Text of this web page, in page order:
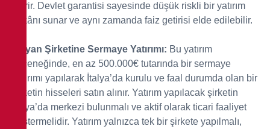
içerir. Devlet garantisi sayesinde düşük riskli bir yatırım
imkânı sunar ve aynı zamanda faiz getirisi elde edilebilir.
İtalyan Şirketine Sermaye Yatırımı: Bu yatırım
seçeneğinde, en az 500.000€ tutarında bir sermaye
yatırımı yapılarak İtalya’da kurulu ve faal durumda olan bir
şirketin hisseleri satın alınır. Yatırım yapılacak şirketin
İtalya’da merkezi bulunmalı ve aktif olarak ticari faaliyet
göstermelidir. Yatırım yalnızca tek bir şirkete yapılmalı,